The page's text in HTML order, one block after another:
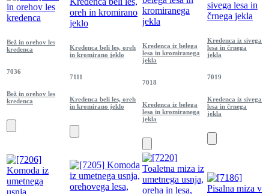
Bež in orehov les
kredenca
7036
Bež in orehov les
kredenca
Kredenca beli les, oreh
in kromirano jeklo
7111
Kredenca beli les, oreh
in kromirano jeklo
Kredenca iz belega
lesa in kromiranega
jekla
7018
Kredenca iz belega
lesa in kromiranega
jekla
Kredenca iz sivega
lesa in črnega
jekla
7019
Kredenca iz sivega
lesa in črnega
jekla